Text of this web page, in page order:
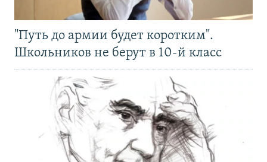
"Путь до армии будет коротким".
Школьников не берут в 10-й класс